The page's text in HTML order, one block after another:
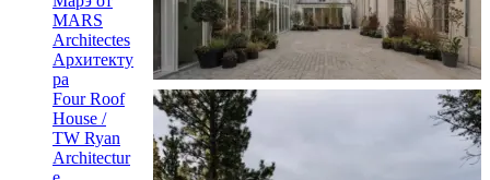
MARS
Architectes
Архитекту
ра
Four Roof
House /
TW Ryan
Architectur